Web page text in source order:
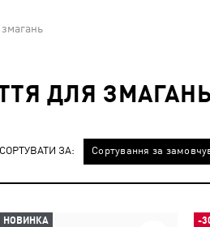
ДЛЯ ЗМАГАНЬ
СОРТУВАТИ ЗА: Сортування за
НОВИНКА -